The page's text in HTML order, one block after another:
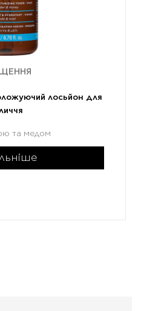
лосьйон для
та медом